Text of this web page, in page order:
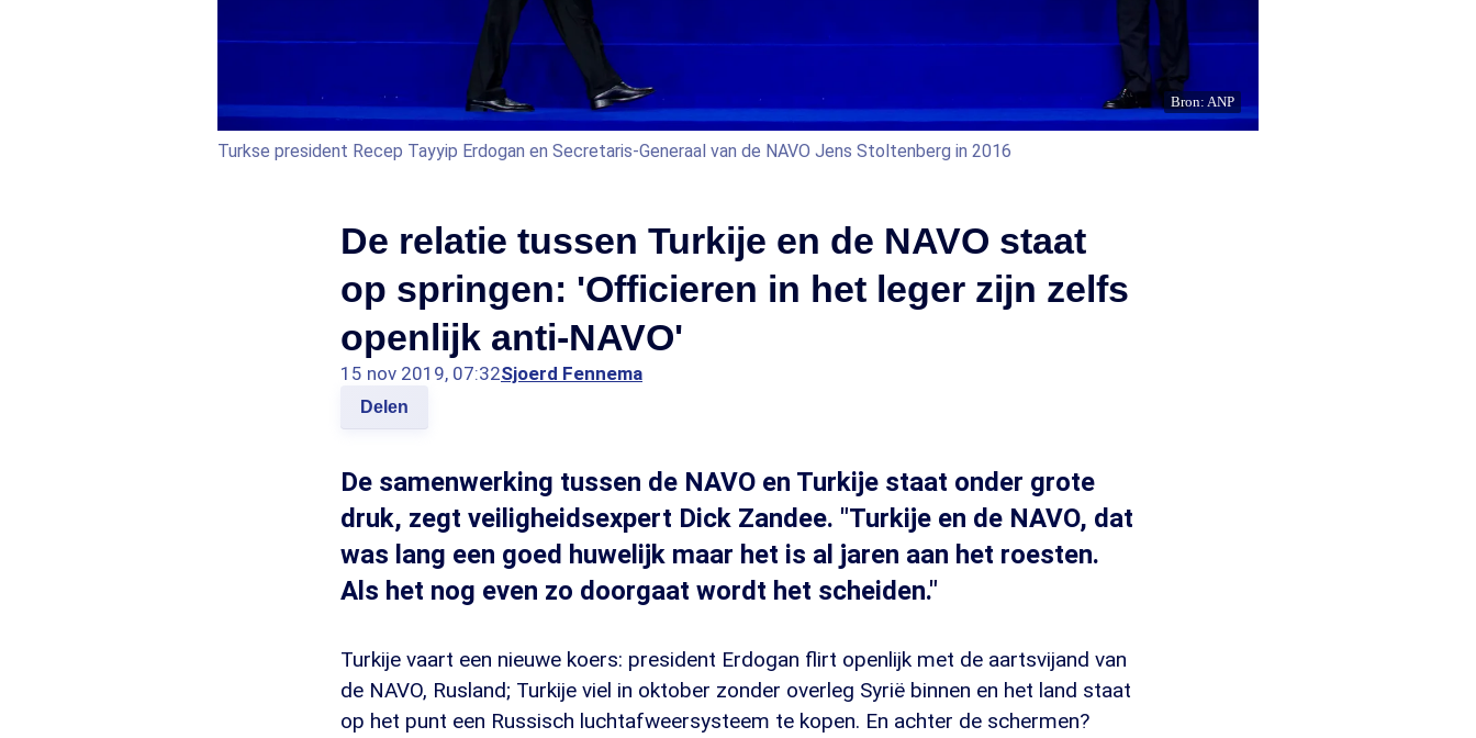
Bron: ANP
Turkse president Recep Tayyip Erdogan en Secretaris-Generaal van de NAVO Jens Stoltenberg in 2016
De relatie tussen Turkije en de NAVO staat
op springen: 'Officieren in het leger zijn zelfs
openlijk anti-NAVO'
15 nov 2019, 07:32Sjoerd Fennema
Delen
De samenwerking tussen de NAVO en Turkije staat onder grote
druk, zegt veiligheidsexpert Dick Zandee. "Turkije en de NAVO, dat
was lang een goed huwelijk maar het is al jaren aan het roesten.
Als het nog even zo doorgaat wordt het scheiden."
Turkije vaart een nieuwe koers: president Erdogan flirt openlijk met de aartsvijand van
de NAVO, Rusland; Turkije viel in oktober zonder overleg Syrië binnen en het land staat
op het punt een Russisch luchtafweersysteem te kopen. En achter de schermen?